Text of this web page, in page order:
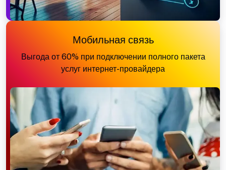
Мобильная связь
Выгода от 60% при подключении полного пакета
услуг интернет-провайдера